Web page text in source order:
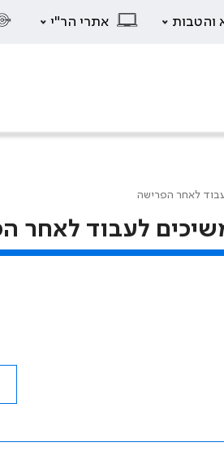
והטבות אתרי הר"י
לאחר הפרישה
לעבוד לאחר